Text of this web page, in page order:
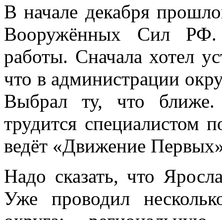
В начале декабря
Вооружённых Сил РФ.
работы. Сначала хотел
что в администрации
Выбрал ту, что
трудится специалистом
ведёт «Движение
Надо сказать, что
Уже проводил